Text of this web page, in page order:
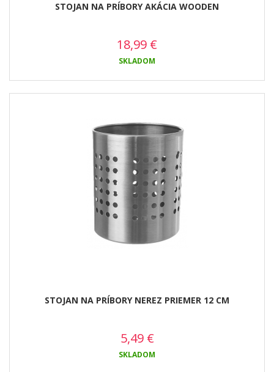
STOJAN NA PRÍBORY AKÁCIA WOODEN
18,99 €
SKLADOM
STOJAN NA PRÍBORY NEREZ PRIEMER 12 CM
5,49 €
SKLADOM